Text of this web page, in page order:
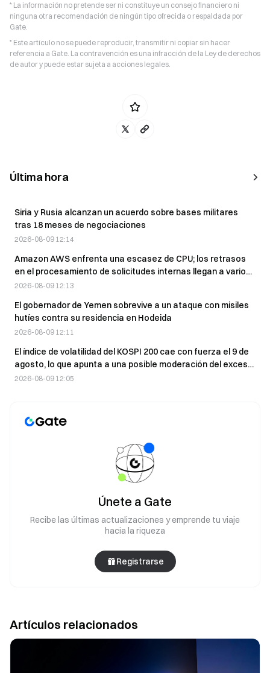
* La información no pretende ser ni constituye un consejo financiero ni
ninguna otra recomendación de ningún tipo ofrecida o respaldada por
Gate.
* Este artículo no se puede reproducir, transmitir ni copiar sin hacer
referencia a Gate. La contravención es una infracción de la Ley de derechos
de autor y puede estar sujeta a acciones legales.
Última hora
Siria y Rusia alcanzan un acuerdo sobre bases militares
tras 18 meses de negociaciones
2026-08-09 12:14
Amazon AWS enfrenta una escasez de CPU; los retrasos
en el procesamiento de solicitudes internas llegan a varios
días
2026-08-09 12:13
El gobernador de Yemen sobrevive a un ataque con misiles
hutíes contra su residencia en Hodeida
2026-08-09 12:11
El índice de volatilidad del KOSPI 200 cae con fuerza el 9 de
agosto, lo que apunta a una posible moderación del exceso
de apalancamiento.
2026-08-09 12:05
Únete a Gate
Recibe las últimas actualizaciones y emprende tu viaje
hacia la riqueza
Registrarse
Artículos relacionados